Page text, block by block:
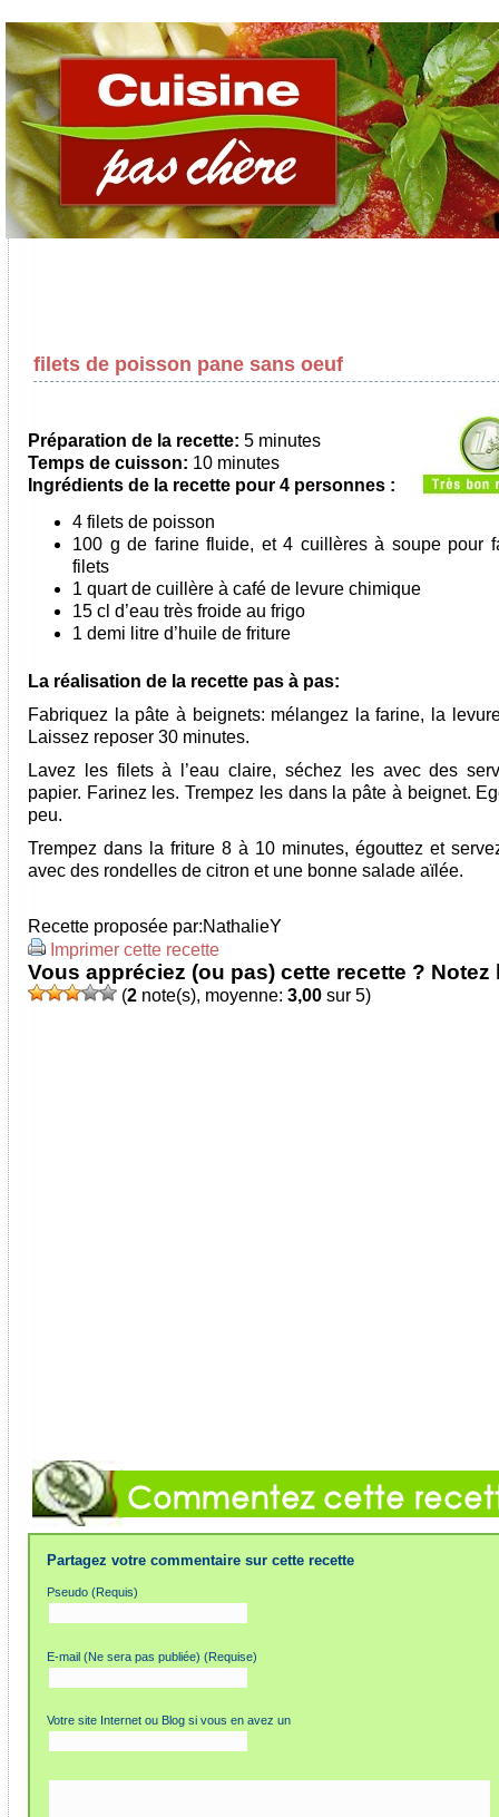
filets de poisson pane sans oeuf
Préparation de la recette: 5 minutes
Temps de cuisson: 10 minutes
Ingrédients de la recette pour 4 personnes :
4 filets de poisson
100 g de farine fluide, et 4 cuillères à soupe pour
filets
1 quart de cuillère à café de levure chimique
15 cl d’eau très froide au frigo
1 demi litre d’huile de friture
La réalisation de la recette pas à pas:
Fabriquez la pâte à beignets: mélangez la farine, la
Laissez reposer 30 minutes.
Lavez les filets à l’eau claire, séchez les avec des
papier. Farinez les. Trempez les dans la pâte à beignet.
peu.
Trempez dans la friture 8 à 10 minutes, égouttez et
avec des rondelles de citron et une bonne salade aïlée.
Recette proposée par:NathalieY
Imprimer cette recette
Vous appréciez (ou pas) cette recette ? Notez
(2 note(s), moyenne: 3,00 sur 5)
Partagez votre commentaire sur cette recette
Pseudo (Requis)
E-mail (Ne sera pas publiée) (Requise)
Votre site Internet ou Blog si vous en avez un